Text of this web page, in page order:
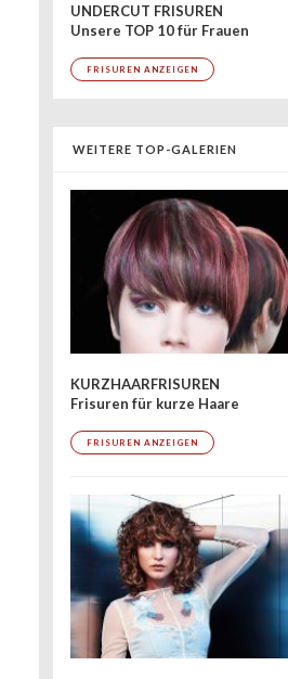
UNDERCUT FRISUREN
Unsere TOP 10 für Frauen
FRISUREN ANZEIGEN
WEITERE TOP-GALERIEN
KURZHAARFRISUREN
Frisuren für kurze Haare
FRISUREN ANZEIGEN